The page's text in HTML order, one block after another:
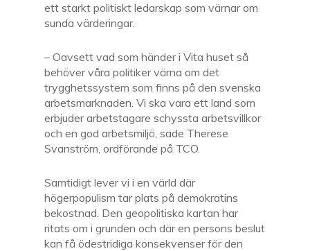
ett starkt politiskt ledarskap som värnar om
sunda värderingar.
– Oavsett vad som händer i Vita huset så
behöver våra politiker värna om det
trygghetssystem som finns på den svenska
arbetsmarknaden. Vi ska vara ett land som
erbjuder arbetstagare schyssta arbetsvillkor
och en god arbetsmiljö, sade Therese
Svanström, ordförande på TCO.
Samtidigt lever vi i en värld där
högerpopulism tar plats på demokratins
bekostnad. Den geopolitiska kartan har
ritats om i grunden och där en persons beslut
kan få ödestridiga konsekvenser för den